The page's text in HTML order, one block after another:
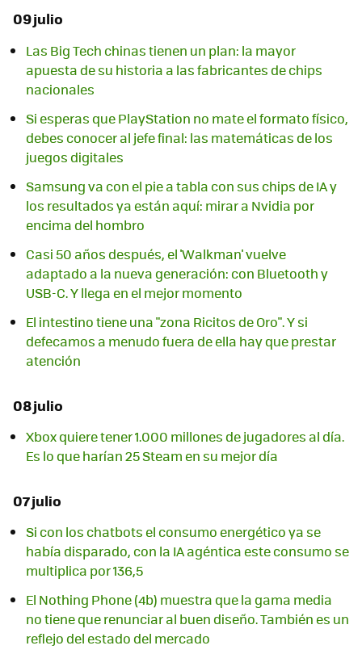
09 julio
Las Big Tech chinas tienen un plan: la mayor
apuesta de su historia a las fabricantes de chips
nacionales
Si esperas que PlayStation no mate el formato físico,
debes conocer al jefe final: las matemáticas de los
juegos digitales
Samsung va con el pie a tabla con sus chips de IA y
los resultados ya están aquí: mirar a Nvidia por
encima del hombro
Casi 50 años después, el 'Walkman' vuelve
adaptado a la nueva generación: con Bluetooth y
USB-C. Y llega en el mejor momento
El intestino tiene una "zona Ricitos de Oro". Y si
defecamos a menudo fuera de ella hay que prestar
atención
08 julio
Xbox quiere tener 1.000 millones de jugadores al día.
Es lo que harían 25 Steam en su mejor día
07 julio
Si con los chatbots el consumo energético ya se
había disparado, con la IA agéntica este consumo se
multiplica por 136,5
El Nothing Phone (4b) muestra que la gama media
no tiene que renunciar al buen diseño. También es un
reflejo del estado del mercado